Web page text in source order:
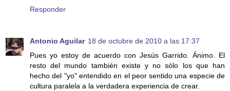
Responder
Antonio Aguilar 18 de octubre de 2010 a las 17:37
Pues yo estoy de acuerdo con Jesús Garrido. Ánimo. El
resto del mundo también existe y no sólo los que han
hecho del "yo" entendido en el peor sentido una especie de
cultura paralela a la verdadera experiencia de crear.